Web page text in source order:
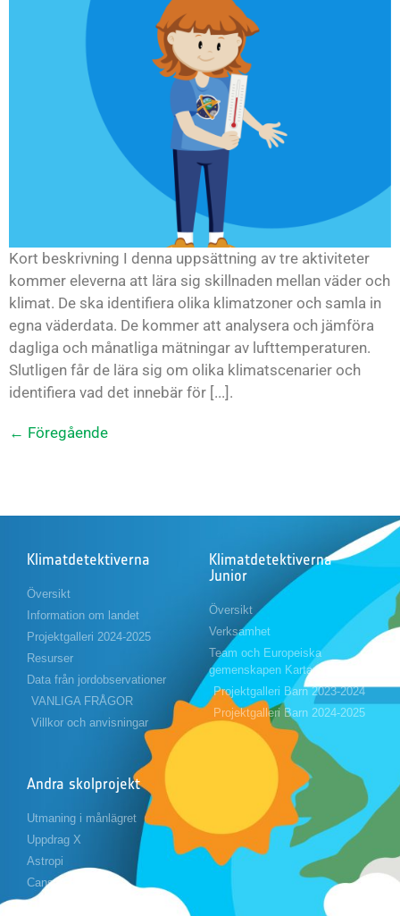
Kort beskrivning I denna uppsättning av tre aktiviteter
kommer eleverna att lära sig skillnaden mellan väder och
klimat. De ska identifiera olika klimatzoner och samla in
egna väderdata. De kommer att analysera och jämföra
dagliga och månatliga mätningar av lufttemperaturen.
Slutligen får de lära sig om olika klimatscenarier och
identifiera vad det innebär för [...].
← Föregående
Klimatdetektiverna
Översikt
Information om landet
Projektgalleri 2024-2025
Resurser
Data från jordobservationer
VANLIGA FRÅGOR
Villkor och anvisningar
Klimatdetektiverna
Junior
Översikt
Verksamhet
Team och Europeiska
gemenskapen Karta
Projektgalleri Barn 2023-2024
Projektgalleri Barn 2024-2025
Andra skolprojekt
Utmaning i månlägret
Uppdrag X
Astropi
Cansat